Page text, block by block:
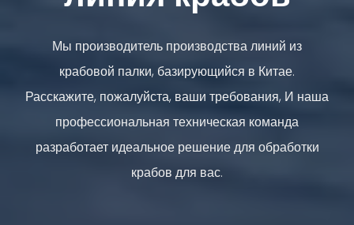
Мы производитель производства линий из
крабовой палки, базирующийся в Китае.
Расскажите, пожалуйста, ваши требования, И наша
профессиональная техническая команда
разработает идеальное решение для обработки
крабов для вас.